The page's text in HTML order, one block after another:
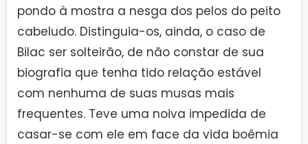
pondo à mostra a nesga dos pelos do peito
cabeludo. Distinguia-os, ainda, o caso de
Bilac ser solteirão, de não constar de sua
biografia que tenha tido relação estável
com nenhuma de suas musas mais
frequentes. Teve uma noiva impedida de
casar-se com ele em face da vida boêmia